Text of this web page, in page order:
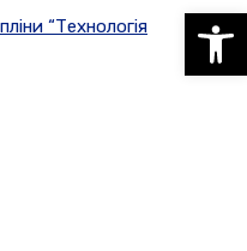
“Технологія